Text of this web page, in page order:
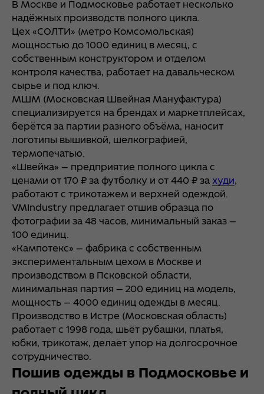
В Москве и Подмосковье работает несколько
надёжных производств полного цикла.
Цех «СОЛТИ» (метро Комсомольская)
мощностью до 1000 единиц в месяц, с
собственным конструктором и отделом
контроля качества, работает на давальческом
сырье и под ключ.
МШМ (Московская Швейная Мануфактура)
специализируется на брендах и маркетплейсах,
берётся за партии разного объёма, наносит
логотипы вышивкой, шелкографией,
термопечатью.
«Швейка» — предприятие полного цикла с
ценами от 170 ₽ за футболку и от 440 ₽ за худи,
работают с трикотажем и верхней одеждой.
VMIndustry предлагает отшив образца по
фотографии за 48 часов, минимальный заказ —
100 единиц.
«Кампотекс» — фабрика с собственным
экспериментальным цехом в Москве и
производством в Псковской области,
минимальная партия — 200 единиц на модель,
мощность — 4000 единиц одежды в месяц.
Производство в Истре (Московская область)
работает с 1998 года, шьёт рубашки, платья,
юбки, трикотаж, делает упор на долгосрочное
сотрудничество.
Пошив одежды в Подмосковье и